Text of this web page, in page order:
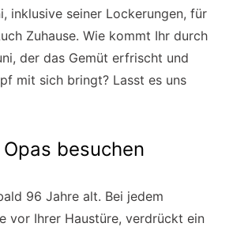
inklusive seiner Lockerungen, für
Zuhause. Wie kommt Ihr durch
der das Gemüt erfrischt und
mit sich bringt? Lasst es uns
besuchen
96 Jahre alt. Bei jedem
vor Ihrer Haustüre, verdrückt ein